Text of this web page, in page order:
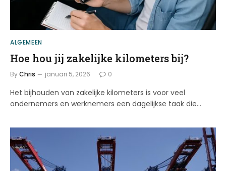
ALGEMEEN
Hoe hou jij zakelijke kilometers bij?
ByChris januari 5, 2026 0
Het bijhouden van zakelijke kilometers is voor veel
ondernemers en werknemers een dagelijkse taak die…